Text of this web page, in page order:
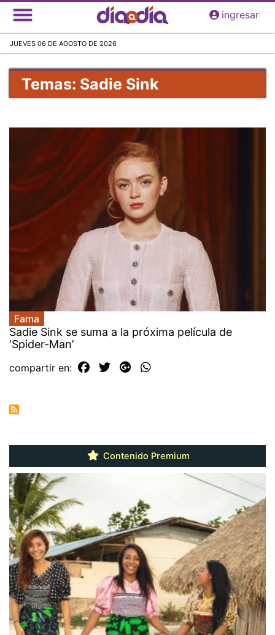
Pasar
al
principal
ingresar
JUEVES 06 DE AGOSTO DE 2026
Temas: Sadie Sink
Fama
Sadie Sink se suma a la próxima película de
‘Spider-Man’
compartir en:
Contenido Premium